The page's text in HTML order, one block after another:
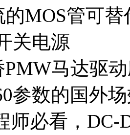
的MOS管可
关电源
马达驱
参数的国外
师必看，DC-